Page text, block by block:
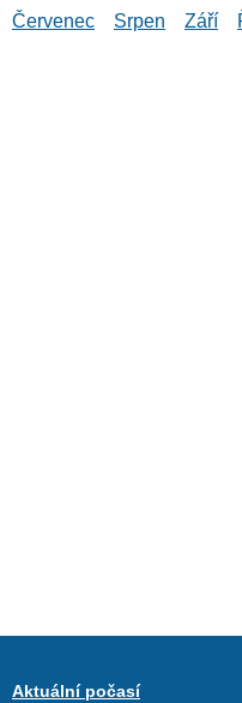
Červenec
Srpen Září
Aktuální počasí